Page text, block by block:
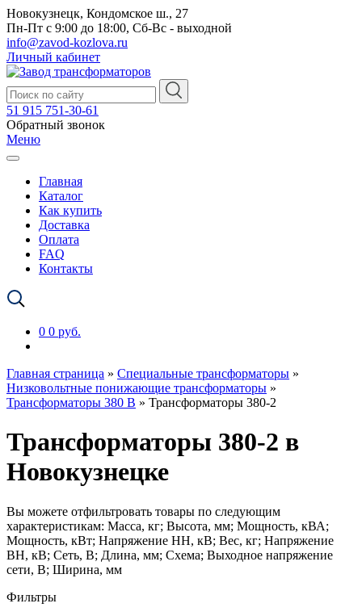
Новокузнецк, Кондомское ш., 27
Пн-Пт с 9:00 до 18:00, Сб-Вс - выходной
info@zavod-kozlova.ru
Личный кабинет
51 915 751-30-61
Обратный звонок
Меню
Главная
Каталог
Как купить
Доставка
Оплата
FAQ
Контакты
0 0 руб.
Главная страница » Специальные трансформаторы »
Низковольтные понижающие трансформаторы »
Трансформаторы 380 В » Трансформаторы 380-2
Трансформаторы 380-2 в
Новокузнецке
Вы можете отфильтровать товары по следующим
характеристикам: Масса, кг; Высота, мм; Мощность, кВА;
Мощность, кВт; Напряжение НН, кВ; Вес, кг; Напряжение
ВН, кВ; Сеть, В; Длина, мм; Схема; Выходное напряжение
сети, В; Ширина, мм
Фильтры